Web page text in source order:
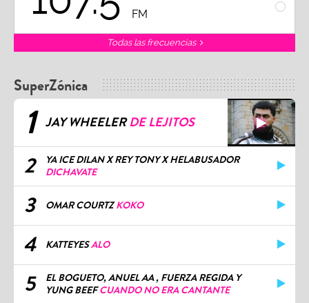
FM
Todas las frecuencias
SuperZónica
1 JAY WHEELERDE LEJITOS
2
YA ICE DILAN X REY TONY X HELABUSADOR
DICHAVATE
3 OMAR COURTZKOKO
4 KATTEYESALO
5
EL BOGUETO, ANUEL AA , FUERZA REGIDA Y
YUNG BEEFCUANDO NO ERA CANTANTE